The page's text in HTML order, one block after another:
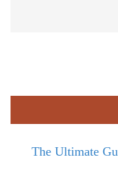
The Ultimate